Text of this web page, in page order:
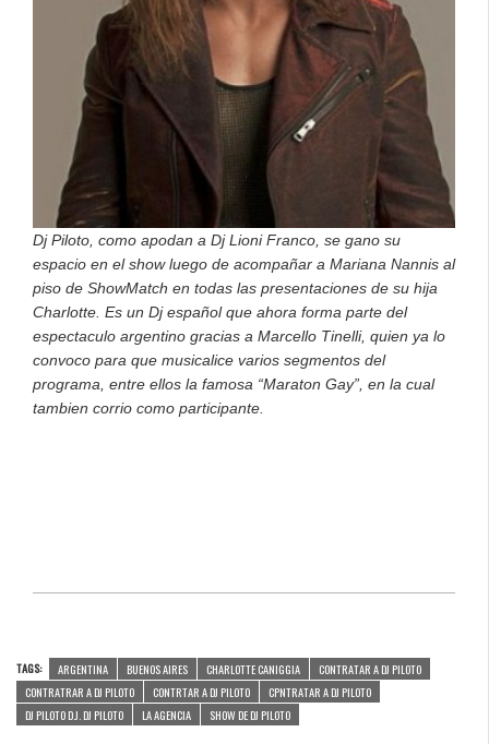
Dj Piloto, como apodan a Dj Lioni Franco, se gano su
espacio en el show luego de acompañar a Mariana Nannis al
piso de ShowMatch en todas las presentaciones de su hija
Charlotte. Es un Dj español que ahora forma parte del
espectaculo argentino gracias a Marcello Tinelli, quien ya lo
convoco para que musicalice varios segmentos del
programa, entre ellos la famosa “Maraton Gay”, en la cual
tambien corrio como participante.
TAGS: ARGENTINA BUENOS AIRES CHARLOTTE CANIGGIA
CONTRATAR A DJ PILOTO
CONTRATRAR A DJ PILOTO
CONTRTAR A DJ PILOTO
CPNTRATAR A DJ PILOTO
DJ PILOTO D.J. DJ PILOTO
LA AGENCIA SHOW DE DJ PILOTO